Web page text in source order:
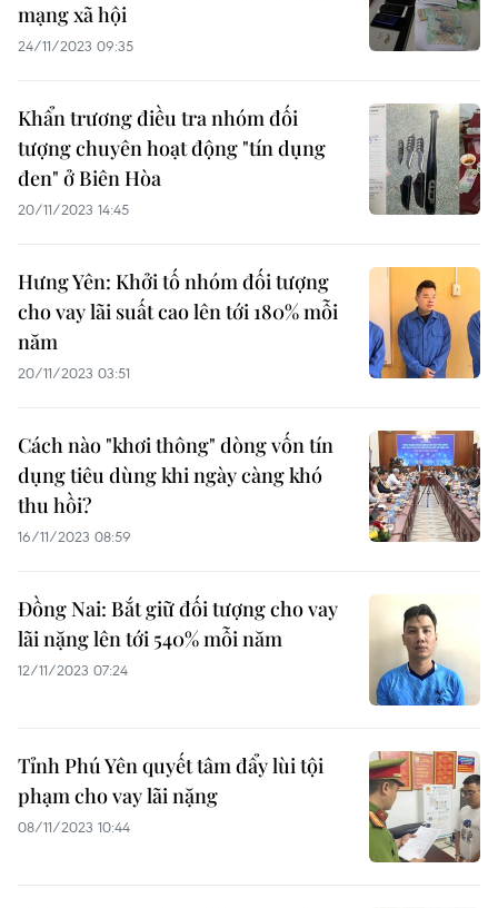
mạng xã hội
24/11/2023 09:35
Khẩn trương điều tra nhóm đối
tượng chuyên hoạt động "tín dụng
đen" ở Biên Hòa
20/11/2023 14:45
Hưng Yên: Khởi tố nhóm đối tượng
cho vay lãi suất cao lên tới 180% mỗi
năm
20/11/2023 03:51
Cách nào "khơi thông" dòng vốn tín
dụng tiêu dùng khi ngày càng khó
thu hồi?
16/11/2023 08:59
Đồng Nai: Bắt giữ đối tượng cho vay
lãi nặng lên tới 540% mỗi năm
12/11/2023 07:24
Tỉnh Phú Yên quyết tâm đẩy lùi tội
phạm cho vay lãi nặng
08/11/2023 10:44